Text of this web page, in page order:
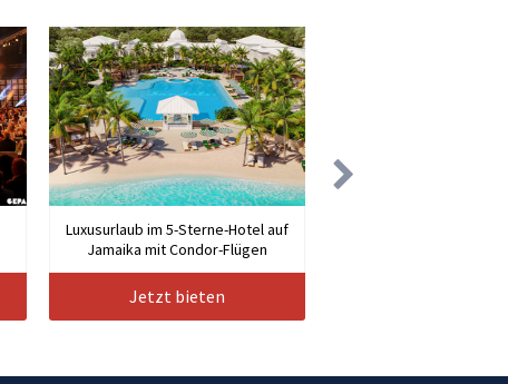
Luxusurlaub im 5-Sterne-Hotel auf
Jamaika mit Condor-Flügen
Jetzt bieten